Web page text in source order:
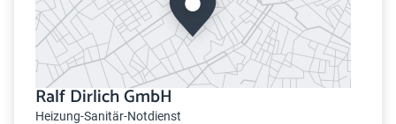
Ralf Dirlich GmbH
Heizung-Sanitär-Notdienst